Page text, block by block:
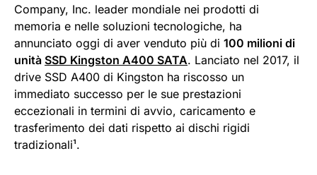
Company, Inc. leader mondiale nei prodotti di
memoria e nelle soluzioni tecnologiche, ha
annunciato oggi di aver venduto più di 100 milioni di
unità SSD Kingston A400 SATA. Lanciato nel 2017, il
drive SSD A400 di Kingston ha riscosso un
immediato successo per le sue prestazioni
eccezionali in termini di avvio, caricamento e
trasferimento dei dati rispetto ai dischi rigidi
tradizionali¹.